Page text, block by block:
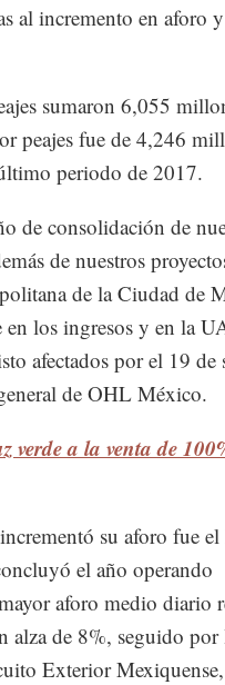
al incremento en aforo
sumaron 6,055
peajes fue de 4,246
periodo de 2017.
de consolidación de
de nuestros
de la Ciudad de
los ingresos y en la
afectados por el 19
de OHL México.
verde a la venta de
su aforo fue
el año operando
aforo medio diario
de 8%, seguido por
Exterior